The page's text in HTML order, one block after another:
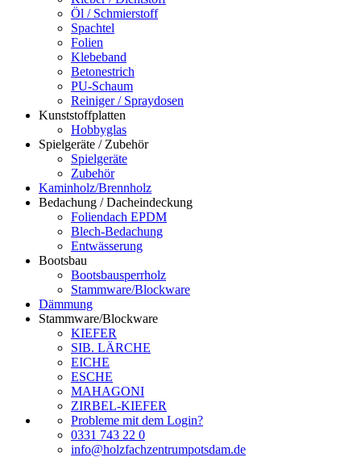
Öl / Schmierstoff
Spachtel
Folien
Klebeband
Betonestrich
PU-Schaum
Reiniger / Spraydosen
Kunststoffplatten
Hobbyglas
Spielgeräte / Zubehör
Spielgeräte
Zubehör
Kaminholz/Brennholz
Bedachung / Dacheindeckung
Foliendach EPDM
Blech-Bedachung
Entwässerung
Bootsbau
Bootsbausperrholz
Stammware/Blockware
Dämmung
Stammware/Blockware
KIEFER
SIB. LÄRCHE
EICHE
ESCHE
MAHAGONI
ZIRBEL-KIEFER
Probleme mit dem Login?
0331 743 22 0
info@holzfachzentrumpotsdam.de